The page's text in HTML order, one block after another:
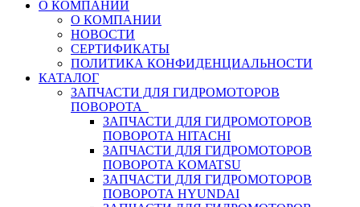
О КОМПАНИИ
О КОМПАНИИ
НОВОСТИ
СЕРТИФИКАТЫ
ПОЛИТИКА КОНФИДЕНЦИАЛЬНОСТИ
КАТАЛОГ
ЗАПЧАСТИ ДЛЯ ГИДРОМОТОРОВ
ПОВОРОТА
ЗАПЧАСТИ ДЛЯ ГИДРОМОТОРОВ
ПОВОРОТА HITACHI
ЗАПЧАСТИ ДЛЯ ГИДРОМОТОРОВ
ПОВОРОТА KOMATSU
ЗАПЧАСТИ ДЛЯ ГИДРОМОТОРОВ
ПОВОРОТА HYUNDAI